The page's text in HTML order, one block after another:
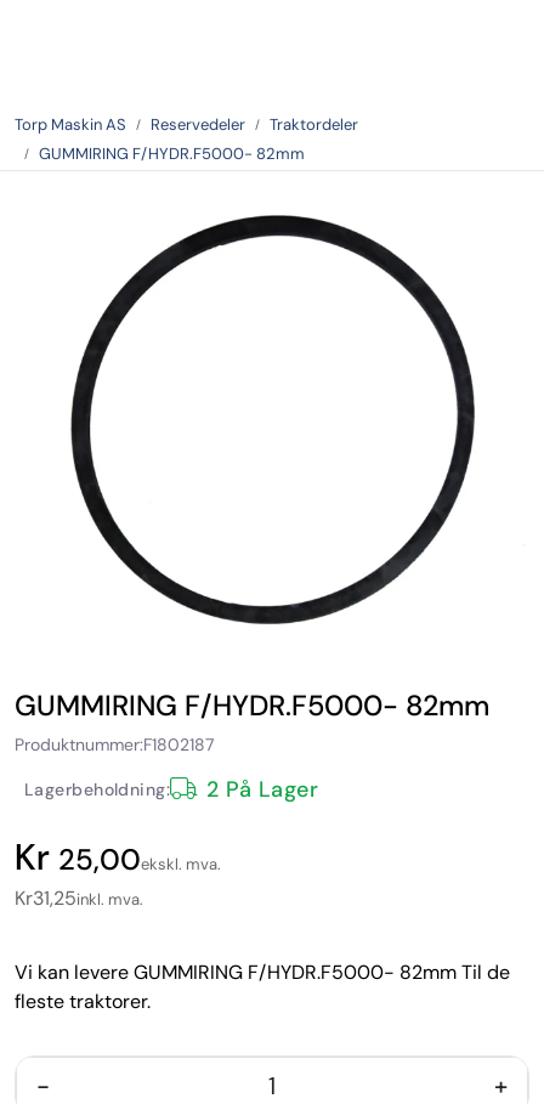
Torp Maskin AS Reservedeler
Traktordeler
GUMMIRING F/HYDR.F5000- 82mm
GUMMIRING F/HYDR.F5000- 82mm
Produktnummer:F1802187
Lagerbeholdning: 2 På Lager
25,00ekskl. mva.
Kr31,25inkl. mva.
- +
Vi kan levere GUMMIRING F/HYDR.F5000- 82mm Til de
fleste traktorer.